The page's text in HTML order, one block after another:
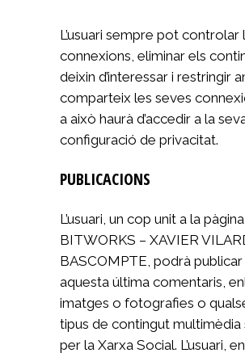
L’usuari sempre pot controlar
connexions, eliminar els
deixin d’interessar i restringir
comparteix les seves
a això haurà d’accedir a la
configuració de privacitat.
PUBLICACIONS
L’usuari, un cop unit a la
BITWORKS – XAVIER
BASCOMPTE, podrà publicar
aquesta última comentaris,
imatges o fotografies o
tipus de contingut
per la Xarxa Social. L’usuari,